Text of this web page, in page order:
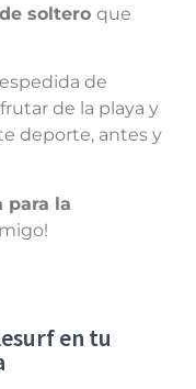
soltero que
de
de la playa y
deporte, antes y
para la
en tu